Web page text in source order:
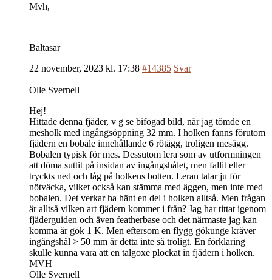
Mvh,
Baltasar
22 november, 2023 kl. 17:38 #14385 Svar
Olle Svernell
Hej!
Hittade denna fjäder, v g se bifogad bild, när jag tömde en
mesholk med ingångsöppning 32 mm. I holken fanns förutom
fjädern en bobale innehållande 6 rötägg, troligen mesägg.
Bobalen typisk för mes. Dessutom lera som av utformningen
att döma suttit på insidan av ingångshålet, men fallit eller
tryckts ned och låg på holkens botten. Leran talar ju för
nötväcka, vilket också kan stämma med äggen, men inte med
bobalen. Det verkar ha hänt en del i holken alltså. Men frågan
är alltså vilken art fjädern kommer i från? Jag har tittat igenom
fjäderguiden och även featherbase och det närmaste jag kan
komma är gök 1 K. Men eftersom en flygg gökunge kräver
ingångshål > 50 mm är detta inte så troligt. En förklaring
skulle kunna vara att en talgoxe plockat in fjädern i holken.
MVH
Olle Svernell